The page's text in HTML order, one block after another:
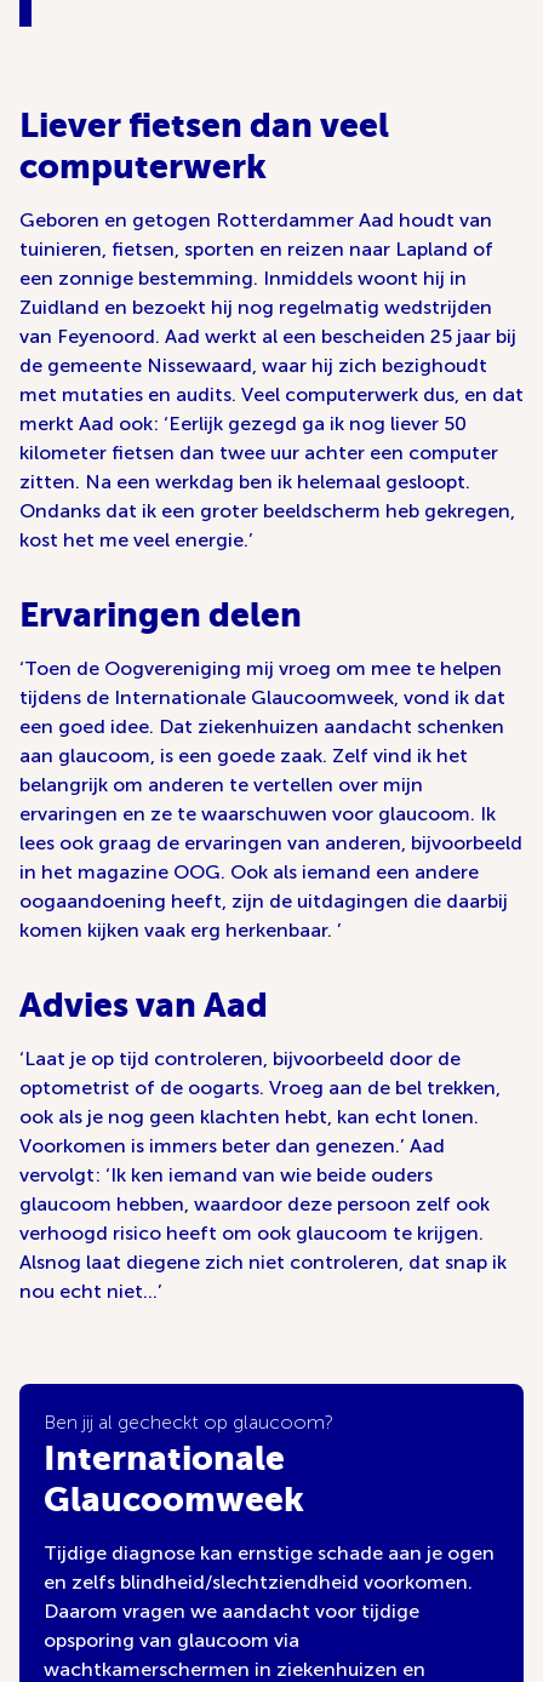
Liever fietsen dan veel
computerwerk
Geboren en getogen Rotterdammer Aad houdt van
tuinieren, fietsen, sporten en reizen naar Lapland of
een zonnige bestemming. Inmiddels woont hij in
Zuidland en bezoekt hij nog regelmatig wedstrijden
van Feyenoord. Aad werkt al een bescheiden 25 jaar bij
de gemeente Nissewaard, waar hij zich bezighoudt
met mutaties en audits. Veel computerwerk dus, en dat
merkt Aad ook: ‘Eerlijk gezegd ga ik nog liever 50
kilometer fietsen dan twee uur achter een computer
zitten. Na een werkdag ben ik helemaal gesloopt.
Ondanks dat ik een groter beeldscherm heb gekregen,
kost het me veel energie.’
Ervaringen delen
‘Toen de Oogvereniging mij vroeg om mee te helpen
tijdens de Internationale Glaucoomweek, vond ik dat
een goed idee. Dat ziekenhuizen aandacht schenken
aan glaucoom, is een goede zaak. Zelf vind ik het
belangrijk om anderen te vertellen over mijn
ervaringen en ze te waarschuwen voor glaucoom. Ik
lees ook graag de ervaringen van anderen, bijvoorbeeld
in het magazine OOG. Ook als iemand een andere
oogaandoening heeft, zijn de uitdagingen die daarbij
komen kijken vaak erg herkenbaar. ’
Advies van Aad
‘Laat je op tijd controleren, bijvoorbeeld door de
optometrist of de oogarts. Vroeg aan de bel trekken,
ook als je nog geen klachten hebt, kan echt lonen.
Voorkomen is immers beter dan genezen.’ Aad
vervolgt: ‘Ik ken iemand van wie beide ouders
glaucoom hebben, waardoor deze persoon zelf ook
verhoogd risico heeft om ook glaucoom te krijgen.
Alsnog laat diegene zich niet controleren, dat snap ik
nou echt niet…’
Ben jij al gecheckt op glaucoom?
Internationale
Glaucoomweek
Tijdige diagnose kan ernstige schade aan je ogen
en zelfs blindheid/slechtziendheid voorkomen.
Daarom vragen we aandacht voor tijdige
opsporing van glaucoom via
wachtkamerschermen in ziekenhuizen en